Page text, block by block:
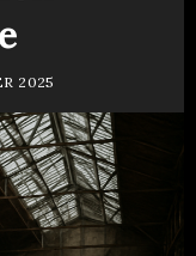
2025